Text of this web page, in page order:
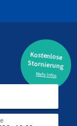
Kostenlose
Stornierung
Mehr Infos